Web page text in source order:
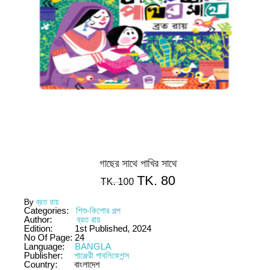
গাছের সাথে পাখির সাথে
TK.100 TK. 80
Byব্রত রায়
Categories:
শিশু-কিশোর গল্প
Author:
ব্রত রায়
Edition:
1st Published, 2024
No Of Page: 24
Language:
BANGLA
Publisher:
পাঞ্জেরী পাবলিকেশন্স
Country:
বাংলাদেশ